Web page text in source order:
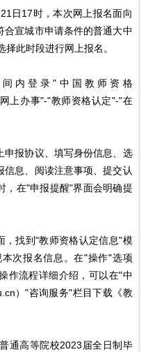
日17时，本次网上报名面向
合宣城市申请条件的普通大中
此时段进行网上报名。
内登录"中国教师资格
上办事"-"教师资格认定"-"在
申报协议、填写身份信息、选
息、阅读注意事项、提交认
，在"申报提醒"界面会明确提
，找到"教师资格认定信息"模
次报名信息。在"操作"选项
作流程详细介绍，可以在"中
）"咨询服务"栏目下载《教
通高等院校2023届全日制毕